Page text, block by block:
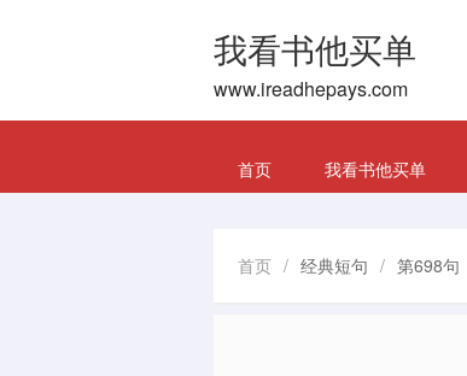
我看书他买单
www.ireadhepays.com
首页 我看书他买单
首页 / 经典短句 / 第698句